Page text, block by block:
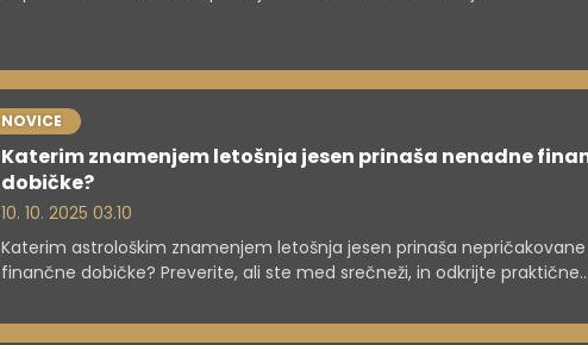
NOVICE
Katerim znamenjem letošnja jesen prinaša nenadne
dobičke?
10. 10. 2025 03.10
Katerim astrološkim znamenjem letošnja jesen prinaša nepričakovane
finančne dobičke? Preverite, ali ste med srečneži, in odkrijte praktične